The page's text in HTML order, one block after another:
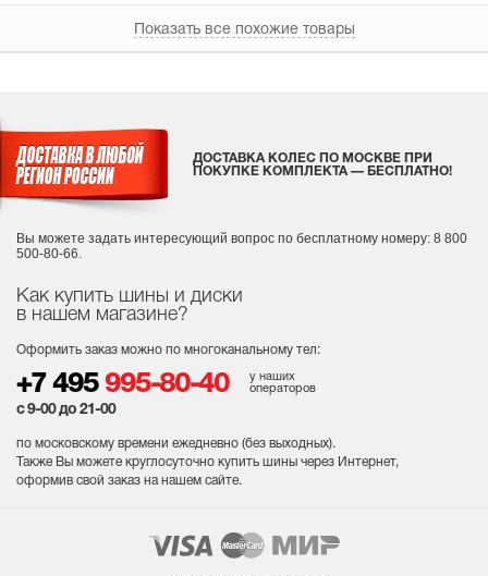
Показать все похожие товары
Как купить шины и диски
в нашем магазине?
Оформить заказ можно по многоканальному тел:
+7 495 995-80-40
у наших
операторов
с 9-00 до 21-00
по московскому времени ежедневно (без выходных).
Также Вы можете круглосуточно купить шины через Интернет,
оформив свой заказ на нашем сайте.
ДОСТАВКА КОЛЕС ПО МОСКВЕ ПРИ
ПОКУПКЕ КОМПЛЕКТА — БЕСПЛАТНО!
Вы можете задать интересующий вопрос по бесплатному номеру: 8 800
500-80-66.